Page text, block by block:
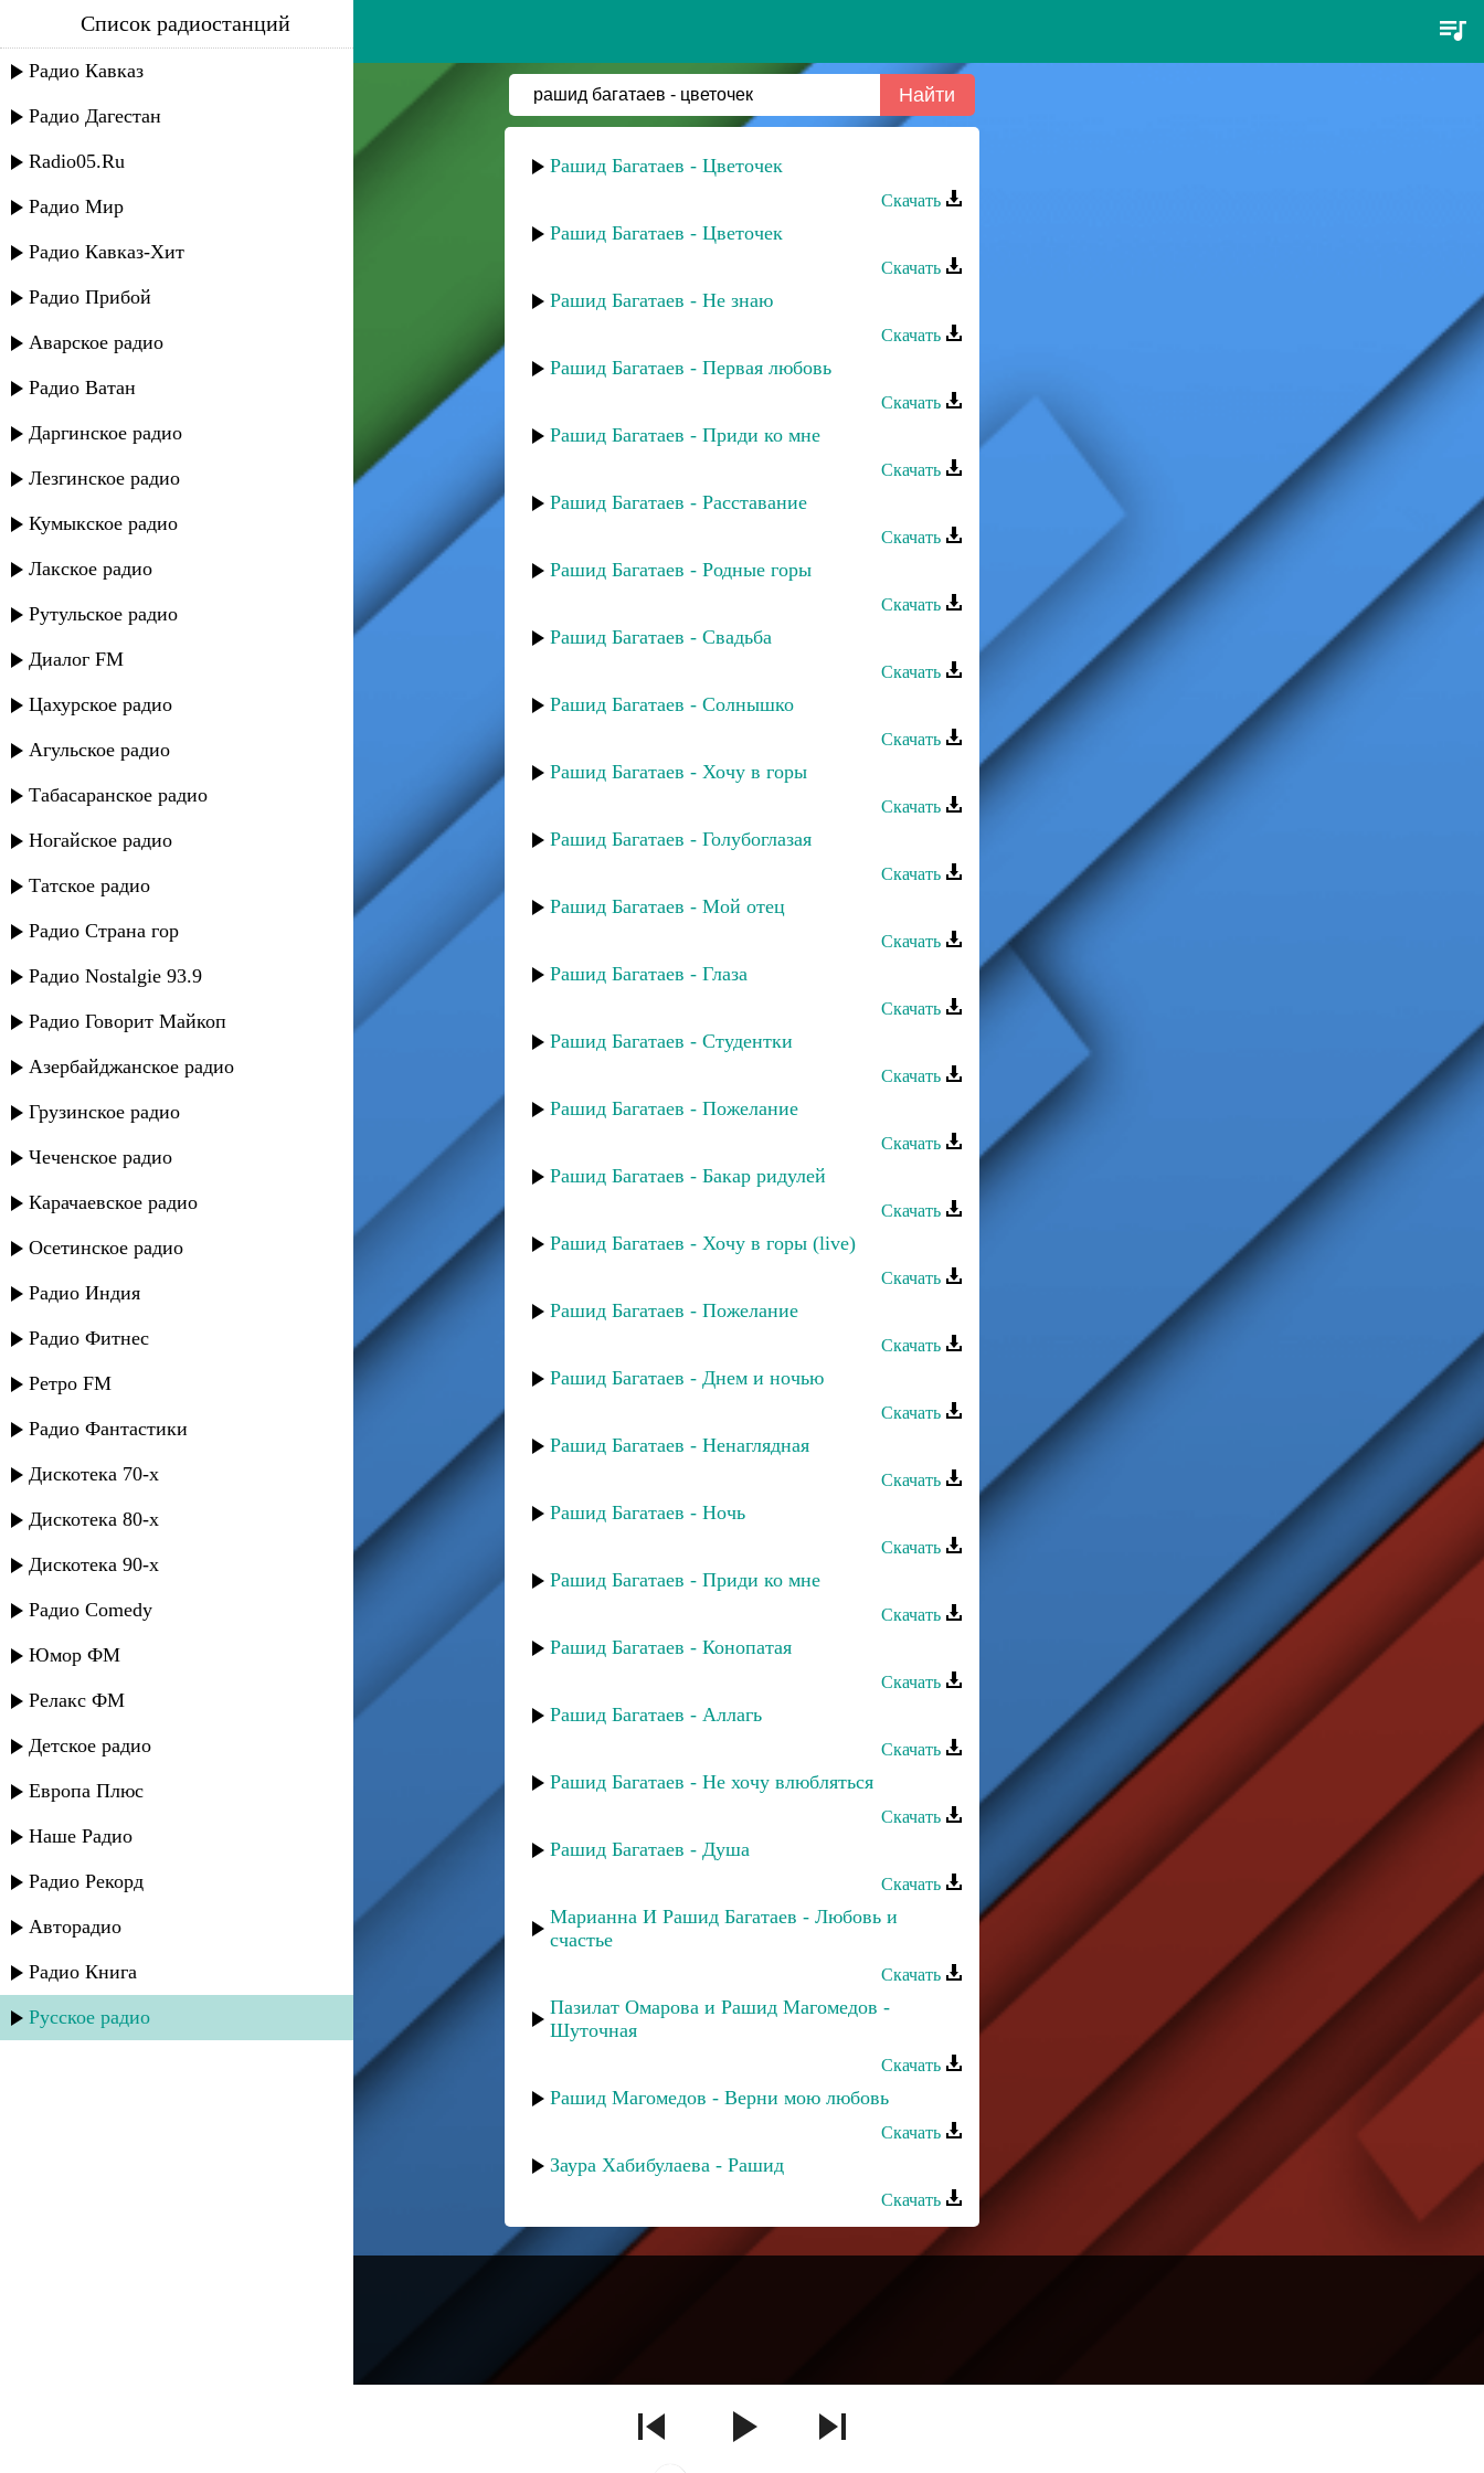
рашид багатаев - цветочек
Список радиостанций
Радио Кавказ
Радио Дагестан
Radio05.Ru
Радио Мир
Радио Кавказ-Хит
Радио Прибой
Аварское радио
Радио Ватан
Даргинское радио
Лезгинское радио
Кумыкское радио
Лакское радио
Рутульское радио
Диалог FM
Цахурское радио
Агульское радио
Табасаранское радио
Ногайское радио
Татское радио
Радио Страна гор
Радио Nostalgie 93.9
Радио Говорит Майкоп
Азербайджанское радио
Грузинское радио
Чеченское радио
Карачаевское радио
Осетинское радио
Радио Индия
Радио Фитнес
Ретро FM
Радио Фантастики
Дискотека 70-х
Дискотека 80-х
Дискотека 90-х
Радио Comedy
Юмор ФМ
Релакс ФМ
Детское радио
Европа Плюс
Наше Радио
Радио Рекорд
Авторадио
Радио Книга
Русское радио
Рашид Багатаев - Цветочек
Скачать
Рашид Багатаев - Цветочек
Скачать
Рашид Багатаев - Не знаю
Скачать
Рашид Багатаев - Первая любовь
Скачать
Рашид Багатаев - Приди ко мне
Скачать
Рашид Багатаев - Расставание
Скачать
Рашид Багатаев - Родные горы
Скачать
Рашид Багатаев - Свадьба
Скачать
Рашид Багатаев - Солнышко
Скачать
Рашид Багатаев - Хочу в горы
Скачать
Рашид Багатаев - Голубоглазая
Скачать
Рашид Багатаев - Мой отец
Скачать
Рашид Багатаев - Глаза
Скачать
Рашид Багатаев - Студентки
Скачать
Рашид Багатаев - Пожелание
Скачать
Рашид Багатаев - Бакар ридулей
Скачать
Рашид Багатаев - Хочу в горы (live)
Скачать
Рашид Багатаев - Пожелание
Скачать
Рашид Багатаев - Днем и ночью
Скачать
Рашид Багатаев - Ненаглядная
Скачать
Рашид Багатаев - Ночь
Скачать
Рашид Багатаев - Приди ко мне
Скачать
Рашид Багатаев - Конопатая
Скачать
Рашид Багатаев - Аллагь
Скачать
Рашид Багатаев - Не хочу влюбляться
Скачать
Рашид Багатаев - Душа
Скачать
Марианна И Рашид Багатаев - Любовь и
счастье
Скачать
Пазилат Омарова и Рашид Магомедов -
Шуточная
Скачать
Рашид Магомедов - Верни мою любовь
Скачать
Заура Хабибулаева - Рашид
Скачать